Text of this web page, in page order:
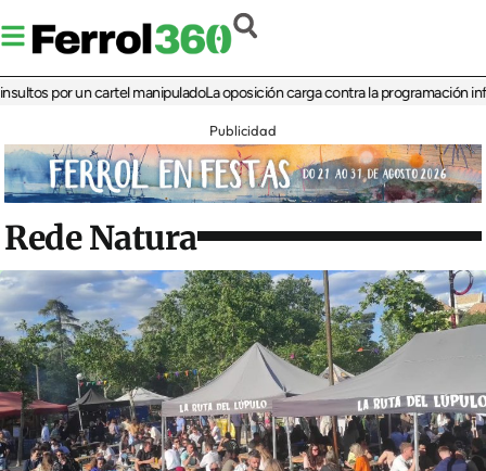
por un cartel manipuladoLa oposición carga contra la programación infantil
Publicidad
Rede Natura